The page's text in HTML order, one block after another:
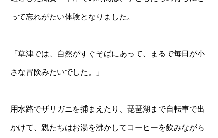
って忘れがたい体験となりました。
「草津では、自然がすぐそばにあって、まるで毎日が小
さな冒険みたいでした。」
用水路でザリガニを捕まえたり、琵琶湖まで自転車で出
かけて、親たちはお湯を沸かしてコーヒーを飲みながら